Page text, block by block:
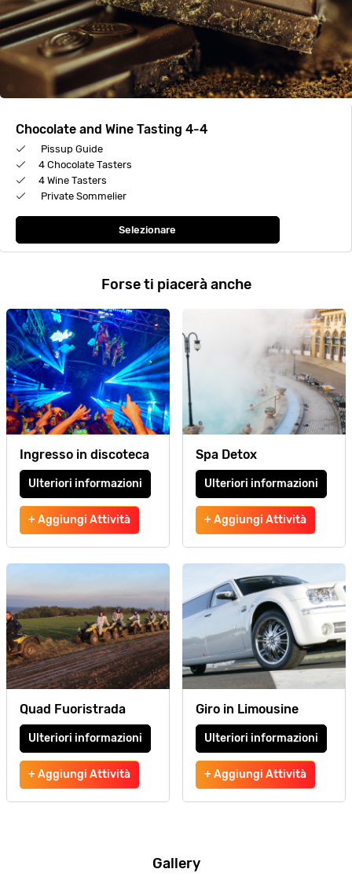
Chocolate and Wine Tasting 4-4
Pissup Guide
4 Chocolate Tasters
4 Wine Tasters
Private Sommelier
Selezionare
Forse ti piacerà anche
Ingresso in discoteca
Ulteriori informazioni
+ Aggiungi Attività
Spa Detox
Ulteriori informazioni
+ Aggiungi Attività
Quad Fuoristrada
Ulteriori informazioni
+ Aggiungi Attività
Giro in Limousine
Ulteriori informazioni
+ Aggiungi Attività
Gallery